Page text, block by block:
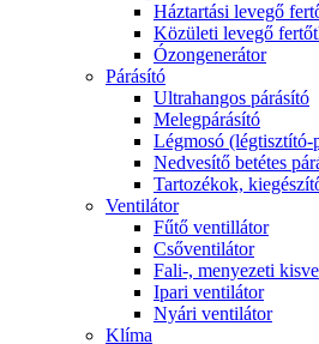
Háztartási levegő
Közületi levegő
Ózongenerátor
Párásító
Ultrahangos párásító
Melegpárásító
Légmosó (légtisztító-
Nedvesítő betétes
Tartozékok,
Ventilátor
Fűtő ventillátor
Csőventilátor
Fali-, menyezeti
Ipari ventilátor
Nyári ventilátor
Klíma